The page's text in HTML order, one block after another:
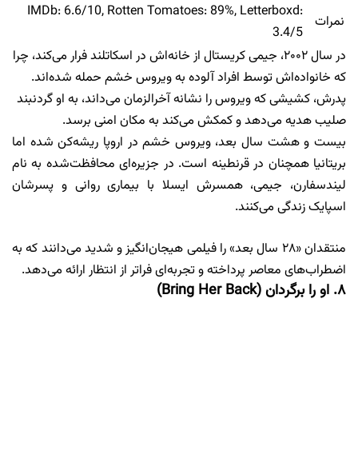
نمرات
IMDb: 6.6/10, Rotten Tomatoes: 89%, Letterboxd:
3.4/5
در سال ۲۰۰۲، جیمی کریستال از خانه‌اش در اسکاتلند فرار می‌کند، چرا
که خانواده‌اش توسط افراد آلوده به ویروس خشم حمله شده‌اند.
پدرش، کشیشی که ویروس را نشانه آخرالزمان می‌داند، به او گردنبند
صلیب هدیه می‌دهد و کمکش می‌کند به مکان امنی برسد.
بیست و هشت سال بعد، ویروس خشم در اروپا ریشه‌کن شده اما
بریتانیا همچنان در قرنطینه است. در جزیره‌ای محافظت‌شده به نام
لیندسفارن، جیمی، همسرش ایسلا با بیماری روانی و پسرشان
اسپایک زندگی می‌کنند.
منتقدان «۲۸ سال بعد» را فیلمی هیجان‌انگیز و شدید می‌دانند که به
اضطراب‌های معاصر پرداخته و تجربه‌ای فراتر از انتظار ارائه می‌دهد.
۸. او را برگردان (Bring Her Back)